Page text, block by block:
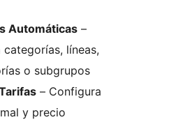
Automáticas –
categorías, líneas,
o subgrupos
– Configura
y precio